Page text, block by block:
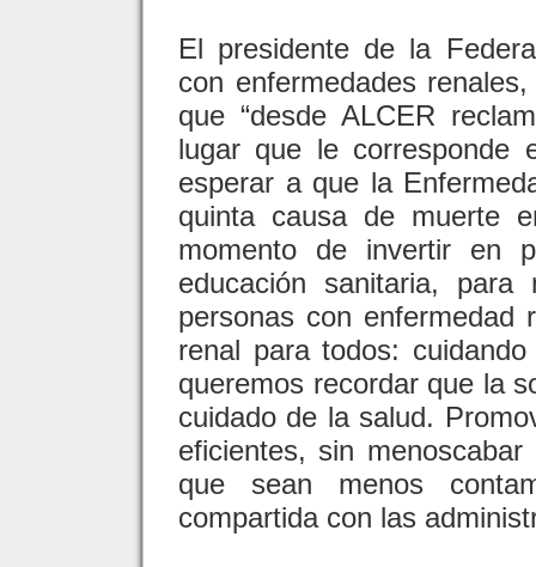
El presidente de la
con enfermedades
que “desde ALCER
lugar que le corresponde
esperar a que la
quinta causa de muerte
momento de invertir en
educación sanitaria,
personas con enfermedad
renal para todos:
queremos recordar que la
cuidado de la salud.
eficientes, sin
que sean menos
compartida con las